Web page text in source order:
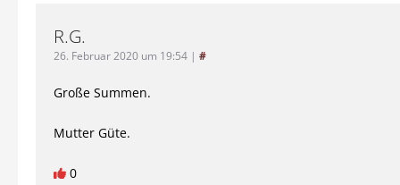
R.G.
26. Februar 2020 um 19:54 | #
Große Summen.
Mutter Güte.
0